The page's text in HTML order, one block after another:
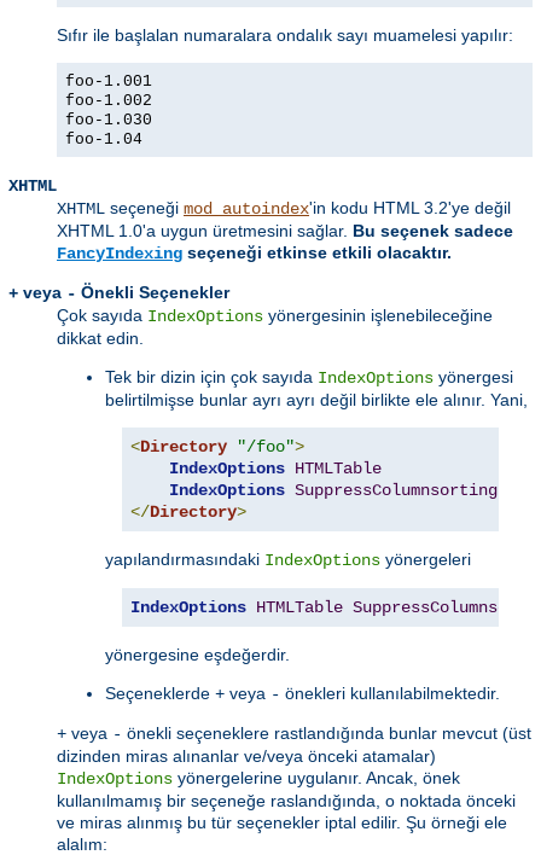
Sıfır ile başlalan numaralara ondalık sayı muamelesi yapılır:
foo-1.001
foo-1.002
foo-1.030
foo-1.04
XHTML
XHTML seçeneği mod_autoindex'in kodu HTML 3.2'ye değil
XHTML 1.0'a uygun üretmesini sağlar. Bu seçenek sadece
FancyIndexing seçeneği etkinse etkili olacaktır.
+ veya - Önekli Seçenekler
Çok sayıda IndexOptions yönergesinin işlenebileceğine
dikkat edin.
Tek bir dizin için çok sayıda IndexOptions yönergesi
belirtilmişse bunlar ayrı ayrı değil birlikte ele alınır. Yani,
<Directory "/foo">
IndexOptions HTMLTable
IndexOptions SuppressColumnsorting
</Directory>
yapılandırmasındaki IndexOptions yönergeleri
IndexOptions HTMLTable
yönergesine eşdeğerdir.
Seçeneklerde + veya - önekleri kullanılabilmektedir.
+ veya - önekli seçeneklere rastlandığında bunlar mevcut (üst
dizinden miras alınanlar ve/veya önceki atamalar)
IndexOptions yönergelerine uygulanır. Ancak, önek
kullanılmamış bir seçeneğe raslandığında, o noktada önceki
ve miras alınmış bu tür seçenekler iptal edilir. Şu örneği ele
alalım: